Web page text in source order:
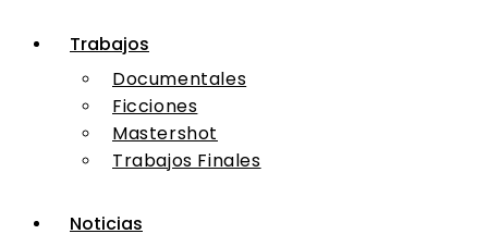
Trabajos
Documentales
Ficciones
Mastershot
Trabajos Finales
Noticias